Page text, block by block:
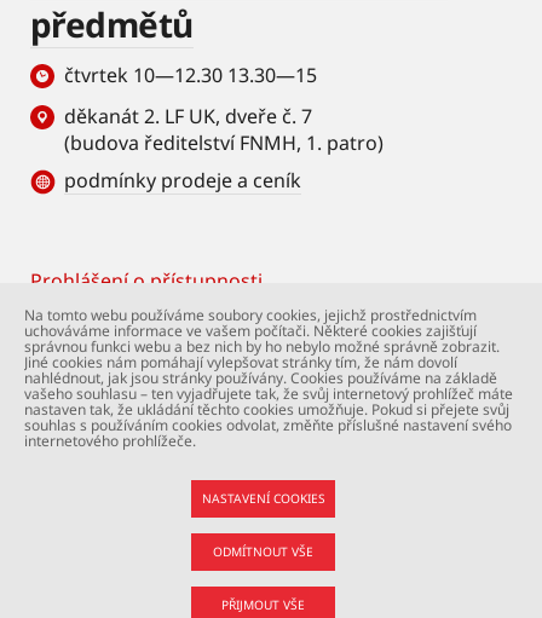
předmětů
čtvrtek 10—12.30 13.30—15
děkanát 2. LF UK, dveře č. 7
(budova ředitelství FNMH, 1. patro)
podmínky prodeje a ceník
Footer
Prohlášení o přístupnosti
© Univerzita Karlova – 2. lékařská fakulta. Všechna
práva vyhrazena. Foto: 2. LF a Shutterstock.com.
Podpora webu:webmaster@lfmotol.cuni.cz
Na tomto webu používáme soubory cookies, jejichž prostřednictvím
uchováváme informace ve vašem počítači. Některé cookies zajišťují
správnou funkci webu a bez nich by ho nebylo možné správně zobrazit.
Jiné cookies nám pomáhají vylepšovat stránky tím, že nám dovolí
nahlédnout, jak jsou stránky používány. Cookies používáme na základě
vašeho souhlasu – ten vyjadřujete tak, že svůj internetový prohlížeč máte
nastaven tak, že ukládání těchto cookies umožňuje. Pokud si přejete svůj
souhlas s používáním cookies odvolat, změňte příslušné nastavení svého
internetového prohlížeče.
NASTAVENÍ COOKIES
ODMÍTNOUT VŠE
PŘIJMOUT VŠE